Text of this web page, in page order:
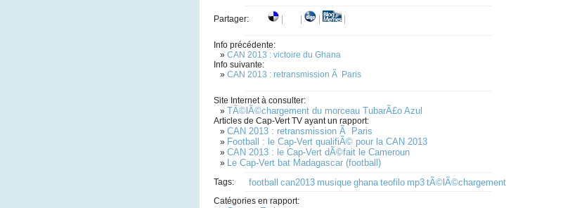
Partager:
Info précédente:
» CAN 2013 : victoire du Ghana
Info suivante:
» CAN 2013 : retransmission Ã Paris
Site Internet à consulter:
» TÃ©lÃ©chargement du morceau TubarÃ£o Azul
Articles de Cap-Vert TV ayant un rapport:
» CAN 2013 : retransmission Ã Paris
» Football : le Cap-Vert qualifiÃ© pour la CAN 2013
» CAN 2013 : le Cap-Vert dÃ©fait le Cameroun
» Le Cap-Vert bat Madagascar (football)
Tags: football can2013 musique ghana teofilo mp3 tÃ©lÃ©chargement
Catégories en rapport: